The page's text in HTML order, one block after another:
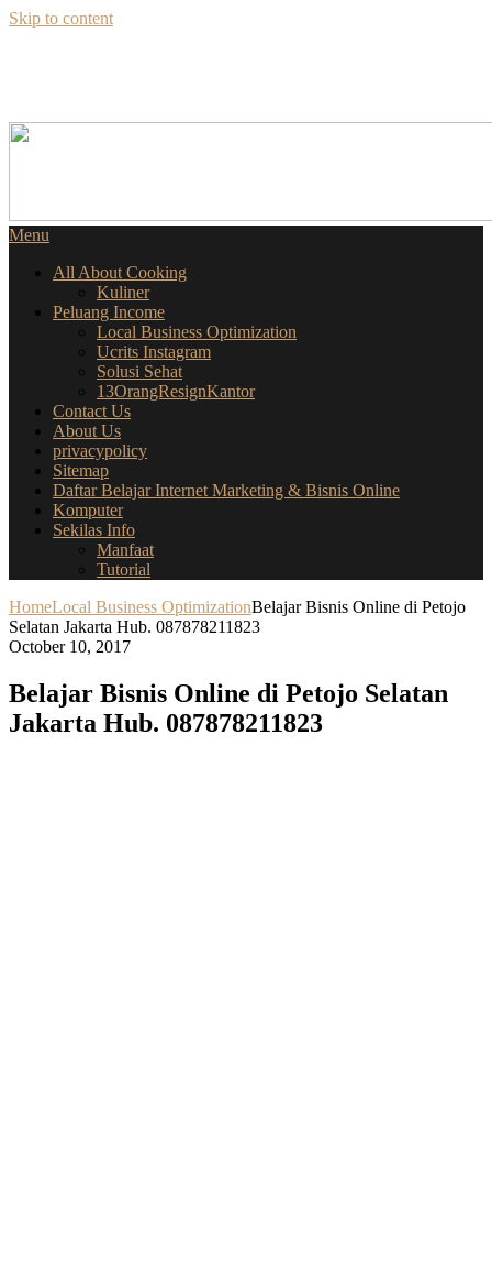
Skip to content
Menu
All About Cooking
Kuliner
Peluang Income
Local Business Optimization
Ucrits Instagram
Solusi Sehat
13OrangResignKantor
Contact Us
About Us
privacypolicy
Sitemap
Daftar Belajar Internet Marketing & Bisnis Online
Komputer
Sekilas Info
Manfaat
Tutorial
HomeLocal Business OptimizationBelajar Bisnis Online di Petojo
Selatan Jakarta Hub. 087878211823
October 10, 2017
Belajar Bisnis Online di Petojo Selatan
Jakarta Hub. 087878211823